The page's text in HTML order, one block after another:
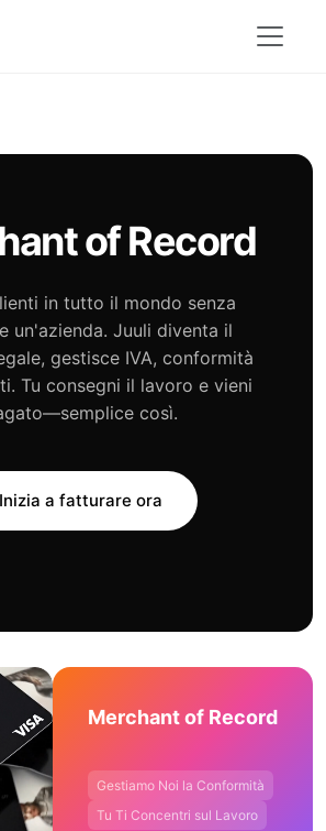
of Record
in tutto il mondo senza
un'azienda. Juuli diventa il
gestisce IVA, conformità
Tu consegni il lavoro e vieni
così.
Inizia a fatturare ora
Merchant of Record
Gestiamo Noi la Conformità
Tu Ti Concentri sul Lavoro